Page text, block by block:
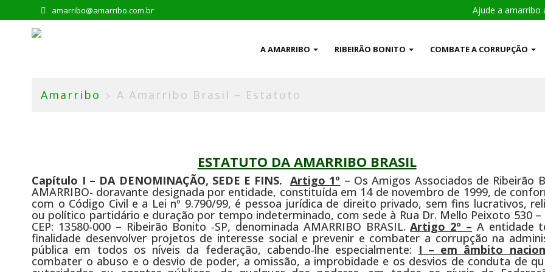
amarribo@amarribo.com.br Ajude a amarribo
A AMARRIBO RIBEIRÃO BONITO COMBATE A CORRUPÇÃO
Amarribo > A Amarribo Brasil – Estatuto
ESTATUTO DA AMARRIBO BRASIL
Capítulo I – DA DENOMINAÇÃO, SEDE E FINS.Artigo 1º – Os Amigos Associados de Ribeirão
AMARRIBO- doravante designada por entidade, constituída em 14 de novembro de 1999, de
com o Código Civil e a Lei nº 9.790/99, é pessoa jurídica de direito privado, sem fins lucrativos,
ou político partidário e duração por tempo indeterminado, com sede à Rua Dr. Mello Peixoto 530 –
CEP: 13580-000 – Ribeirão Bonito -SP, denominada AMARRIBO BRASIL.Artigo 2º – A entidade
finalidade desenvolver projetos de interesse social e prevenir e combater a corrupção na
pública em todos os níveis da federação, cabendo-lhe especialmente: I – em âmbito
combater o abuso e o desvio de poder, a omissão, a improbidade e os desvios de conduta de